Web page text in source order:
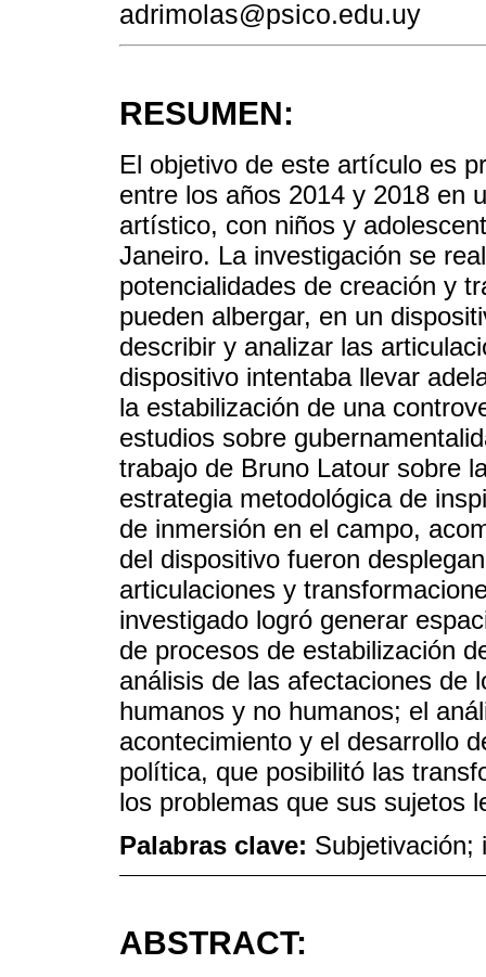
adrimolas@psico.edu.uy
RESUMEN:
El objetivo de este artículo es
entre los años 2014 y 2018 en
artístico, con niños y
Janeiro. La investigación se
potencialidades de creación y
pueden albergar, en un
describir y analizar las
dispositivo intentaba llevar
la estabilización de una
estudios sobre
trabajo de Bruno Latour sobre
estrategia metodológica de
de inmersión en el campo,
del dispositivo fueron
articulaciones y
investigado logró generar
de procesos de estabilización
análisis de las afectaciones de
humanos y no humanos; el
acontecimiento y el desarrollo
política, que posibilitó las
los problemas que sus sujetos
Palabras clave: Subjetivación;
ABSTRACT: